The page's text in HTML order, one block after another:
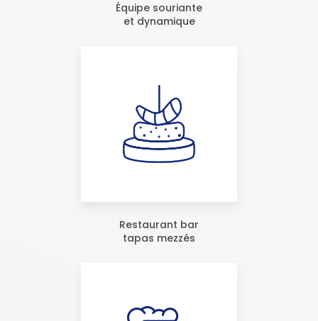
Équipe souriante
et dynamique
Restaurant bar
tapas mezzés